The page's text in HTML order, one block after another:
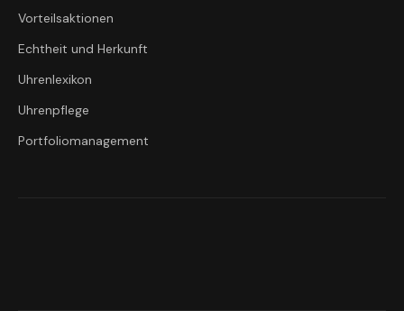
Vorteilsaktionen
Echtheit und Herkunft
Uhrenlexikon
Uhrenpflege
Portfoliomanagement